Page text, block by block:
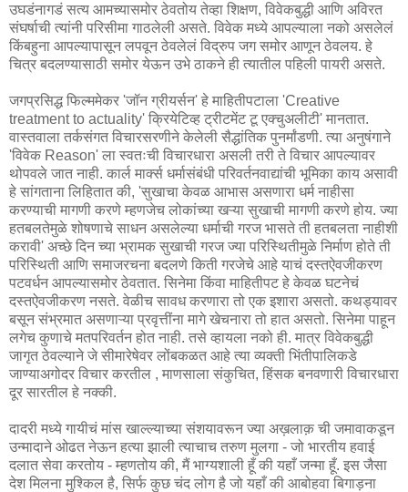
उघडंनागडं सत्य आमच्यासमोर ठेवतोय तेव्हा शिक्षण, विवेकबुद्धी आणि अविरत
संघर्षाची त्यांनी परिसीमा गाठलेली असते. विवेक मध्ये आपल्याला नको असलेलं
किंबहुना आपल्यापासून लपवून ठेवलेलं विद्रुप जग समोर आणून ठेवलय. हे
चित्र बदलण्यासाठी समोर येऊन उभे ठाकने ही त्यातील पहिली पायरी असते.
जगप्रसिद्ध फिल्ममेकर 'जॉन ग्रीयर्सन' हे माहितीपटाला 'Creative
treatment to actuality' क्रियेटिव्ह ट्रीटमेंट टू एक्चुअलीटी' मानतात.
वास्तवाला तर्कसंगत विचारसरणीने केलेली सैद्धांतिक पुनर्मांडणी. त्या अनुषंगाने
'विवेक Reason' ला स्वतःची विचारधारा असली तरी ते विचार आपल्यावर
थोपवले जात नाही. कार्ल मार्क्स धर्मासंबंधी परिवर्तनवाद्यांची भूमिका काय असावी
हे सांगताना लिहितात की, 'सुखाचा केवळ आभास असणारा धर्म नाहीसा
करण्याची मागणी करणे म्हणजेच लोकांच्या खऱ्या सुखाची मागणी करणे होय. ज्या
हतबलतेमुळे शोषणाचे साधन असलेल्या धर्माची गरज भासते ती हतबलता नाहीशी
करावी' अच्छे दिन च्या भ्रामक सुखाची गरज ज्या परिस्थितीमुळे निर्माण होते ती
परिस्थिती आणि समाजरचना बदलणे किती गरजेचे आहे याचं दस्तऐवजीकरण
पटवर्धन आपल्यासमोर ठेवतात. सिनेमा किंवा माहितीपट हे केवळ घटनेचं
दस्तऐवजीकरण नसते. वेळीच सावध करणारा तो एक इशारा असतो. कथड्यावर
बसून संभ्रमात असणाऱ्या प्रवृत्तींना मागे खेचनारा तो हात असतो. सिनेमा पाहून
लगेच कुणाचे मतपरिवर्तन होत नाही. तसे व्हायला नको ही. मात्र विवेकबुद्धी
जागृत ठेवल्याने जे सीमारेषेवर लोंबकळत आहे त्या व्यक्ती भिंतीपालिकडे
जाण्याअगोदर विचार करतील , माणसाला संकुचित, हिंसक बनवणारी विचारधारा
दूर सारतील हे नक्की.
दादरी मध्ये गायीचं मांस खाल्ल्याच्या संशयावरून ज्या अख़लाक़ ची जमावाकडून
उन्मादाने ओढत नेऊन हत्या झाली त्याचाच तरुण मुलगा - जो भारतीय हवाई
दलात सेवा करतोय - म्हणतोय की, मैं भाग्यशाली हूँ की यहाँ जन्मा हूँ. इस जैसा
देश मिलना मुश्किल है, सिर्फ कुछ चंद लोग है जो यहाँ की आबोहवा बिगाड़ना